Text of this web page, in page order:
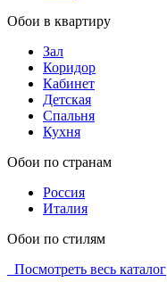
Обои в квартиру
Зал
Коридор
Кабинет
Детская
Спальня
Кухня
Обои по странам
Россия
Италия
Обои по стилям
Посмотреть весь каталог